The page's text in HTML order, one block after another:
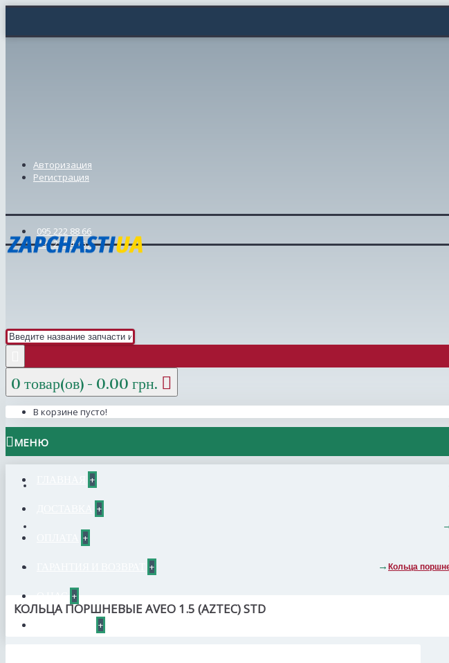
Авторизация
Регистрация
095 222 88 66
098 239 46 57
0 товар(ов) - 0.00 грн.
В корзине пусто!
МЕНЮ
+
+
+
+
+
+
Кольца
КОЛЬЦА ПОРШНЕВЫЕ AVEO 1.5 (AZTEC) STD